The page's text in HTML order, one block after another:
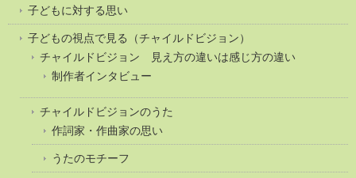
子どもに対する思い
子どもの視点で見る（チャイルドビジョン）
チャイルドビジョン 見え方の違いは感じ方の違い
制作者インタビュー
チャイルドビジョンのうた
作詞家・作曲家の思い
うたのモチーフ